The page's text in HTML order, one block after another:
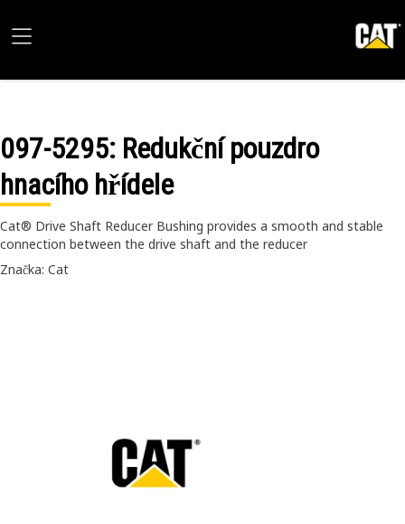
097-5295: Redukční pouzdro
hnacího hřídele
Cat® Drive Shaft Reducer Bushing provides a smooth and stable
connection between the drive shaft and the reducer
Značka: Cat